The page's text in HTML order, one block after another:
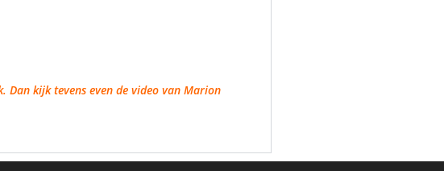
kijk tevens even de video van Marion